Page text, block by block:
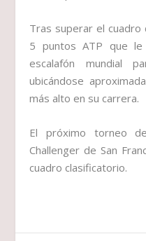
Tras superar el cuadro
5 puntos ATP que
escalafón mundial
ubicándose
más alto en su carrera.
El próximo torneo
Challenger de San
cuadro clasificatorio.